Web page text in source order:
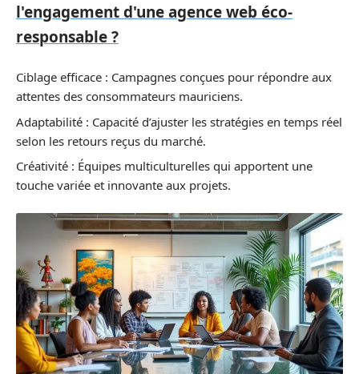
l'engagement d'une agence web éco-
responsable ?
Ciblage efficace : Campagnes conçues pour répondre aux
attentes des consommateurs mauriciens.
Adaptabilité : Capacité d’ajuster les stratégies en temps réel
selon les retours reçus du marché.
Créativité : Équipes multiculturelles qui apportent une
touche variée et innovante aux projets.